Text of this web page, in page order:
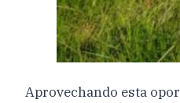
Aprovechando esta